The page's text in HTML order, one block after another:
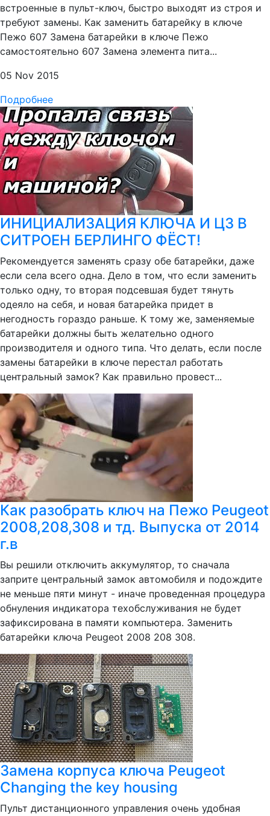
встроенные в пульт-ключ, быстро выходят из строя и
требуют замены. Как заменить батарейку в ключе
Пежо 607 Замена батарейки в ключе Пежо
самостоятельно 607 Замена элемента пита...
05 Nov 2015
Подробнее
ИНИЦИАЛИЗАЦИЯ КЛЮЧА И ЦЗ В
СИТРОЕН БЕРЛИНГО ФЁСТ!
Рекомендуется заменять сразу обе батарейки, даже
если села всего одна. Дело в том, что если заменить
только одну, то вторая подсевшая будет тянуть
одеяло на себя, и новая батарейка придет в
негодность гораздо раньше. К тому же, заменяемые
батарейки должны быть желательно одного
производителя и одного типа. Что делать, если после
замены батарейки в ключе перестал работать
центральный замок? Как правильно провест...
Как разобрать ключ на Пежо Peugeot
2008,208,308 и тд. Выпуска от 2014
г.в
Вы решили отключить аккумулятор, то сначала
заприте центральный замок автомобиля и подождите
не меньше пяти минут - иначе проведенная процедура
обнуления индикатора техобслуживания не будет
зафиксирована в памяти компьютера. Заменить
батарейки ключа Peugeot 2008 208 308.
Замена корпуса ключа Peugeot
Changing the key housing
Пульт дистанционного управления очень удобная